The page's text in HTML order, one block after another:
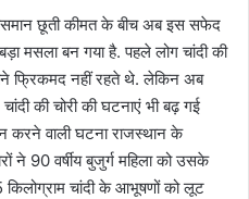
छूती कीमत के बीच अब इस सफेद
मसला बन गया है. पहले लोग चांदी की
फ्रिकमद नहीं रहते थे. लेकिन अब
की चोरी की घटनाएं भी बढ़ गई
करने वाली घटना राजस्थान के
ने 90 वर्षीय बुजुर्ग महिला को उसके
चांदी के आभूषणों को लूट